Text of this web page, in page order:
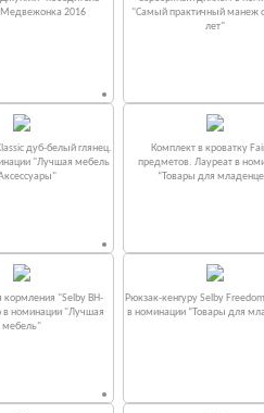
Медвежонка 2016
"Самый практичный манеж
лет"
дуб-белый глянец.
"Лучшая мебель
Комплект в кроватку
предметов. Лауреат в
“Товары для
кормления "Selby BH-
в номинации "Лучшая
мебель"
Рюкзак-кенгуру Selby
в номинации “Товары для